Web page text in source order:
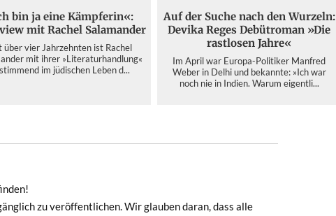
bin ja eine Kämpferin«:
mit Rachel Salamander
über vier Jahrzehnten ist Rachel
mit ihrer »Literaturhandlung«
im jüdischen Leben d...
Auf der Suche nach den Wurzeln:
Devika Reges Debütroman »Die
rastlosen Jahre«
Im April war Europa-Politiker Manfred
Weber in Delhi und bekannte: »Ich war
noch nie in Indien. Warum eigentli...
zu veröffentlichen. Wir glauben daran, dass alle